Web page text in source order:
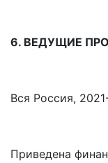
6. ВЕДУЩИЕ
Вся Россия,
Приведена